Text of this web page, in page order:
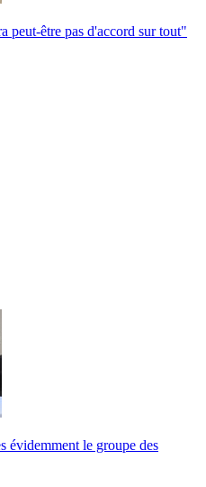
peut-être pas d'accord sur tout"
évidemment le groupe des